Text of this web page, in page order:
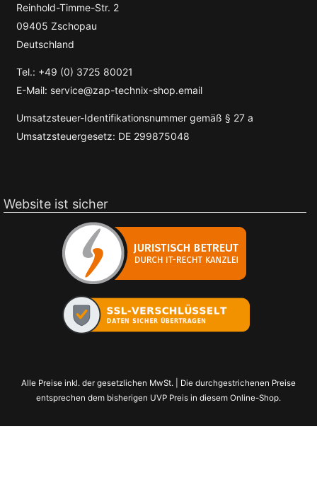
Reinhold-Timme-Str. 2
09405 Zschopau
Deutschland
Tel.: +49 (0) 3725 80021
E-Mail: service@zap-technix-shop.email
Umsatzsteuer-Identifikationsnummer gemäß § 27 a
Umsatzsteuergesetz: DE 299875048
Website ist sicher
Alle Preise inkl. der gesetzlichen MwSt. | Die durchgestrichenen Preise
entsprechen dem bisherigen UVP Preis in diesem Online-Shop.